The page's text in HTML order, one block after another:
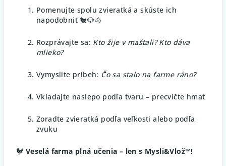
Pomenujte spolu zvieratká a skúste ich
napodobniť 🐔🐶🐴
Rozprávajte sa: Kto žije v maštali? Kto dáva
mlieko?
Vymyslite príbeh: Čo sa stalo na farme ráno?
Vkladajte naslepo podľa tvaru – precvičte hmat
Zoradte zvieratká podľa veľkosti alebo podľa
zvuku
🐓 Veselá farma plná učenia – len s Mysli&Vlož™!